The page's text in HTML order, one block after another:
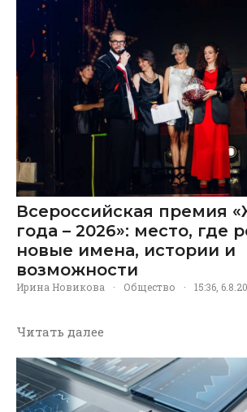
Всероссийская премия
года – 2026»: место, где
новые имена, истории и
возможности
Ирина Новикова · Общество · 15:36,
Читать далее